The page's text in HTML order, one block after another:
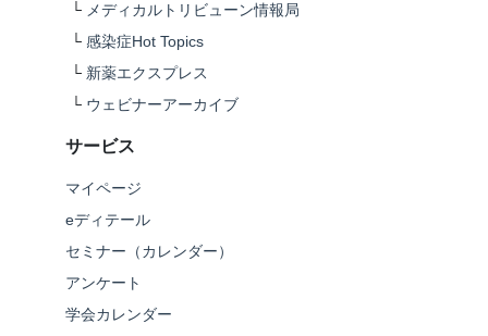
└ メディカルトリビューン情報局
└ 感染症Hot Topics
└ 新薬エクスプレス
└ ウェビナーアーカイブ
サービス
マイページ
eディテール
セミナー（カレンダー）
アンケート
学会カレンダー